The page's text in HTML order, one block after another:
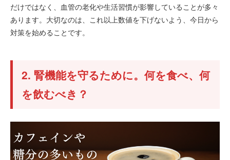
だけではなく、血管の老化や生活習慣が影響していることが多々
あります。大切なのは、これ以上数値を下げないよう、今日から
対策を始めることです。
2. 腎機能を守るために。何を食べ、何
を飲むべき？